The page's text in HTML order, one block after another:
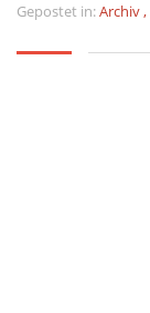
Gepostet in:Archiv,